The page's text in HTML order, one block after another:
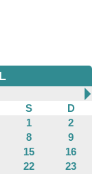
S
D
1
2
8
9
15
16
22
23